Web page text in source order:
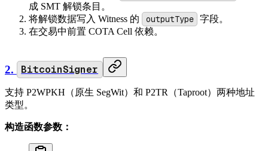
成 SMT 解锁条目。
将解锁数据写入 Witness 的
outputType
字段。
在交易中前置 COTA Cell 依赖。
2. BitcoinSigner
支持 P2WPKH（原生 SegWit）和 P2TR（Taproot）两种地址
类型。
构造函数参数：